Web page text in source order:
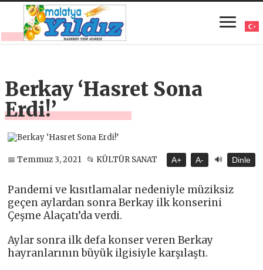
Berkay ‘Hasret Sona
Erdi!’
📅 Temmuz 3, 2021 📂 KÜLTÜR SANAT A+ A- 🔊 Dinle
Pandemi ve kısıtlamalar nedeniyle müziksiz
geçen aylardan sonra Berkay ilk konserini
Çeşme Alaçatı’da verdi.
Aylar sonra ilk defa konser veren Berkay
hayranlarının büyük ilgisiyle karşılaştı.